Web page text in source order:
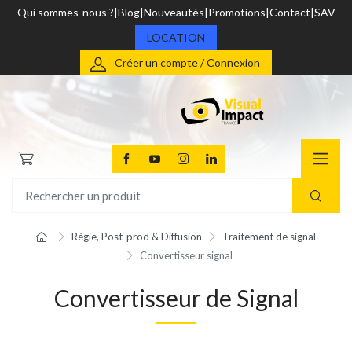
Qui sommes-nous ? Blog Nouveautés Promotions Contact SAV
LOCATION
Créer un compte / Connexion
Régie, Post-prod & Diffusion
Traitement de signal
Convertisseur signal
Convertisseur de Signal